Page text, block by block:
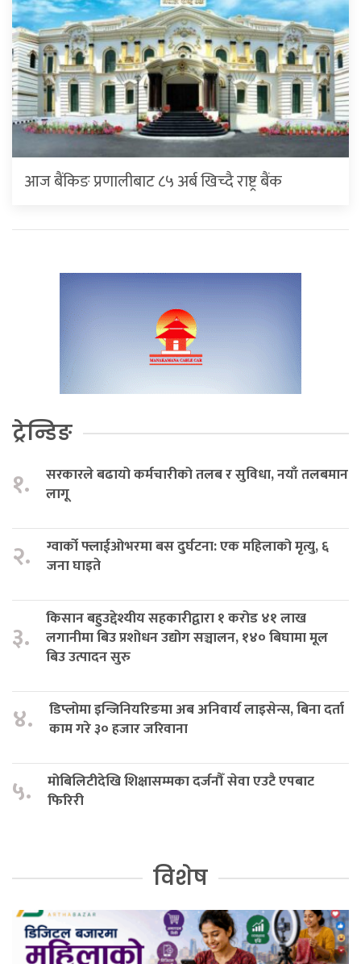
आज बैंकिङ प्रणालीबाट ८५ अर्ब खिच्दै राष्ट्र बैंक
ट्रेन्डिङ
१.
सरकारले बढायो कर्मचारीको तलब र सुविधा, नयाँ तलबमान
लागू
२.
ग्वार्को फ्लाईओभरमा बस दुर्घटना: एक महिलाको मृत्यु, ६
जना घाइते
३.
किसान बहुउद्देश्यीय सहकारीद्वारा १ करोड ४१ लाख
लगानीमा बिउ प्रशोधन उद्योग सञ्चालन, १४० बिघामा मूल
बिउ उत्पादन सुरु
४.
डिप्लोमा इन्जिनियरिङमा अब अनिवार्य लाइसेन्स, बिना दर्ता
काम गरे ३० हजार जरिवाना
५.
मोबिलिटीदेखि शिक्षासम्मका दर्जनौँ सेवा एउटै एपबाट
फिरिरी
विशेष